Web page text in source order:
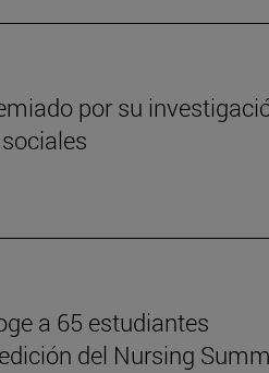
por su
a 65 estudiantes
del Nursing